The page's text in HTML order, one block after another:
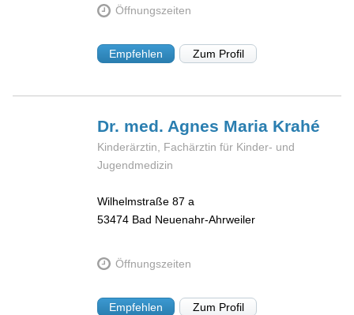
Öffnungszeiten
Empfehlen Zum Profil
Dr. med. Agnes Maria Krahé
Kinderärztin, Fachärztin für Kinder- und
Jugendmedizin
Wilhelmstraße 87 a
53474 Bad Neuenahr-Ahrweiler
Öffnungszeiten
Empfehlen Zum Profil